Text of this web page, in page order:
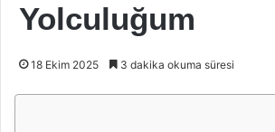
Yolculuğum
18 Ekim 2025 3 dakika okuma süresi